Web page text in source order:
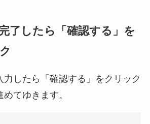
了したら「確認する」を
力したら「確認する」をクリック
てゆきます。